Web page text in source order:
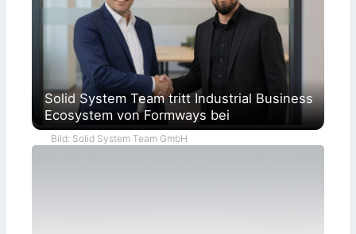
Solid System Team tritt Industrial Business
Ecosystem von Formways bei
Bild: Solid System Team GmbH